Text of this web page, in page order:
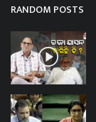
RANDOM POSTS